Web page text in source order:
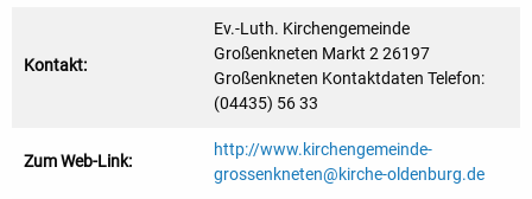
Kontakt:
Ev.-Luth. Kirchengemeinde
Großenkneten Markt 2 26197
Großenkneten Kontaktdaten Telefon:
(04435) 56 33
Zum Web-Link:
http://www.kirchengemeinde-
grossenkneten@kirche-oldenburg.de